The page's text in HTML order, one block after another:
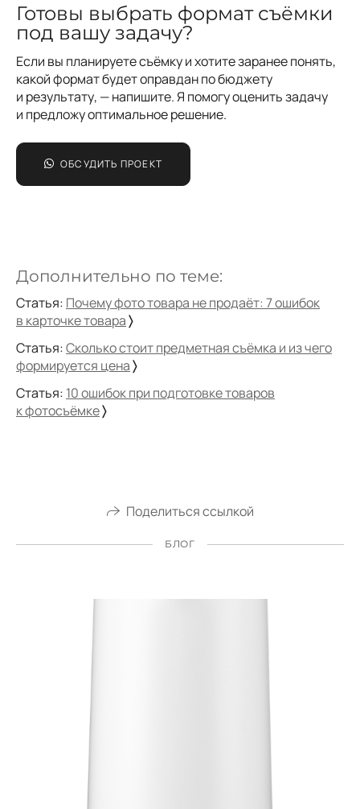
Готовы выбрать формат съёмки
под вашу задачу?
Если вы планируете съёмку и хотите заранее понять,
какой формат будет оправдан по бюджету
и результату, — напишите. Я помогу оценить задачу
и предложу оптимальное решение.
ОБСУДИТЬ ПРОЕКТ
Дополнительно по теме:
Статья: Почему фото товара не продаёт: 7 ошибок
в карточке товара〉
Статья:Сколько стоит предметная съёмка и из чего
формируется цена〉
Статья: 10 ошибок при подготовке товаров
к фотосъёмке〉
Поделиться ссылкой
БЛОГ